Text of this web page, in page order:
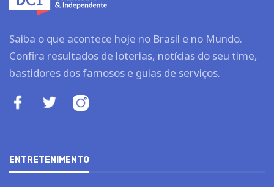
Saiba o que acontece hoje no Brasil e no Mundo.
Confira resultados de loterias, notícias do seu time,
bastidores dos famosos e guias de serviços.
ENTRETENIMENTO